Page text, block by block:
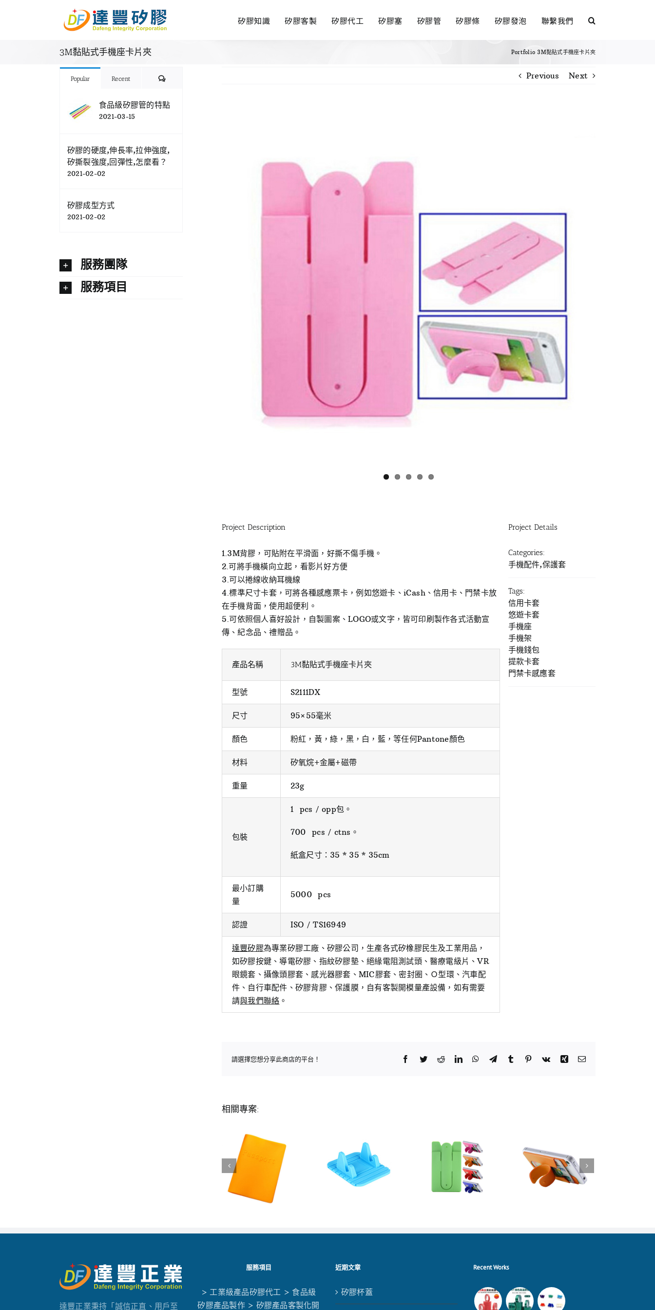
矽膠知識 矽膠客製 矽膠代工 矽膠塞 矽膠管 矽膠條 矽膠發泡 聯繫我們
3M黏貼式手機座卡片夾 Portfolio 3M黏貼式手機座卡片夾
Previous Next
Project Description
1.3M背膠，可貼附在平滑面，好撕不傷手機。
2.可將手機橫向立起，看影片好方便
3.可以捲線收納耳機線
4.標準尺寸卡套，可將各種感應票卡，例如悠遊卡、iCash、信用卡、門禁卡放
在手機背面，使用超便利。
5.可依照個人喜好設計，自製圖案、LOGO或文字，皆可印刷製作各式活動宣
傳、紀念品、禮贈品。
產品名稱 3M黏貼式手機座卡片夾
型號 S2111DX
尺寸 95×55毫米
顏色 粉紅，黃，綠，黑，白，藍，等任何Pantone顏色
材料 矽氧烷+金屬+磁帶
重量 23g
包裝
1 pcs / opp包。
700 pcs / ctns。
紙盒尺寸：35 * 35 * 35cm
最小訂購
量
5000 pcs
認證 ISO / TS16949
達豐矽膠為專業矽膠工廠、矽膠公司，生產各式矽橡膠民生及工業用品，
如矽膠按鍵、導電矽膠、指紋矽膠墊、絕緣電阻測試頭、醫療電級片、VR
眼鏡套、攝像頭膠套、感光器膠套、MIC膠套、密封圈、Ｏ型環、汽車配
件、自行車配件、矽膠背膠、保護膜，自有客製開模量產設備，如有需要
請與我們聯絡 。
Project Details
Categories:
手機配件,保護套
Tags:
信用卡套
悠遊卡套
手機座
手機架
手機錢包
提款卡套
門禁卡感應套
請選擇您想分享此商店的平台！ Facebook
TwitterRedditLinkedInWhatsApp
TelegramTumblr Pinterest
Vk Xing Email:
相關專案:
Popular Recent Comments
食品級矽膠管的特點
2021-03-15
矽膠的硬度,伸長率,拉伸強度,
矽撕裂強度,回彈性,怎麼看？
2021-02-02
矽膠成型方式
2021-02-02
服務團隊
服務項目
達豐正業秉持「誠信正直、用戶至
服務項目
> 工業級產品矽膠代工 > 食品級
矽膠產品製作 > 矽膠產品客製化開
近期文章
矽膠杯蓋
Recent Works